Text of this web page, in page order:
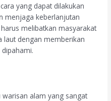
yang dapat dilakukan
menjaga keberlanjutan
melibatkan masyarakat
laut dengan memberikan
alam yang sangat